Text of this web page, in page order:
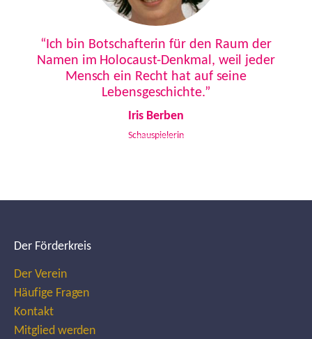
“Ich bin Botschafterin für den Raum der
Namen im Holocaust-Denkmal, weil jeder
Mensch ein Recht hat auf seine
Lebensgeschichte.”
Iris Berben
Schauspielerin
Der Förderkreis
Der Verein
Häufige Fragen
Kontakt
Mitglied werden